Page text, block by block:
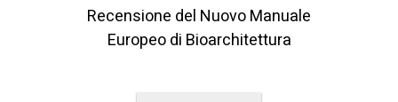
Recensione del Nuovo Manuale
Europeo di Bioarchitettura